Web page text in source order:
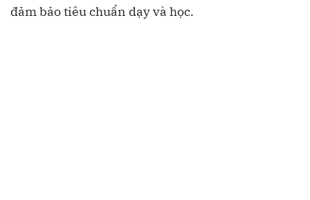
đảm bảo tiêu chuẩn dạy và học.